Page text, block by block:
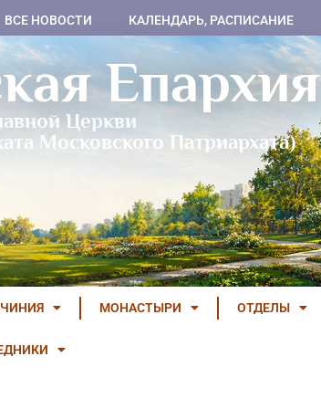
ВСЕ НОВОСТИ КАЛЕНДАРЬ, РАСПИСАНИЕ
Епархия
Церкви
Московского Патриархата)
МОНАСТЫРИ ОТДЕЛЫ